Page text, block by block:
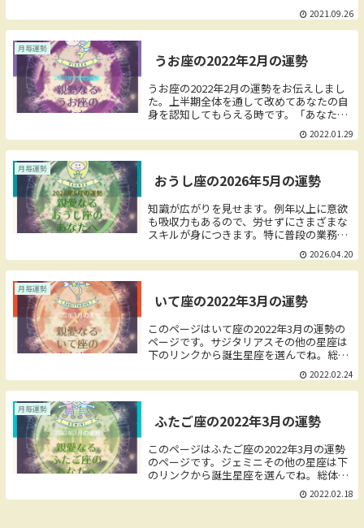
滞在しています。あなた自身は成果の実感
のないようですが、わかる人はあなたの存
在に注目しています。
2021.09.26
月毎運勢
うお座の2022年2月の運勢
うお座の2022年2月の運勢をお伝えしまし
た。上半期全体を通して改めてあなたの自
身を認知してもらえる時です。「あなたと
言えば？」と言う問いにパッと一言で答え
てもらえるような何かを打ち立てられる時
期です。そんな中で2月前半は秘密の部屋
で考えていたことをどの順番で表に出すか
そろそろ準備をしても良い時期です。以前
はできなかったと感じることでも協力者が
現れて実現できそうな予感があります。希
望を現実に変える勇気を持って選んでみま
しょう。
2022.01.29
月毎運勢
おうし座の2026年5月の運勢
知識が広がりを見せます。例年以上に意欲
も吸収力もあるので、労せずにさまざまな
スキルが身につきます。特に普段の業務の
中で、「これができたら便利だな」という
ことがあるなら、セミナーや講演会に積極
的に参加すると良いでしょう。それに関す
う。成果も評価も一気に上がります。新し
いクライアントやビジネスパートナーとも
縁があり、人脈が広がる時期です。多分野
で活躍のチャンスがあるので、一つの仕事
や業界に縛られない方がいいでしょう。畑
違いのジャンルでも排除しないことです。
そんな中で5月前半は自分の部屋に太陽が
滞在しています。
2026.04.20
月毎運勢
いて座の2022年3月の運勢
このページはいて座の2022年3月の運勢の
ページです。サジタリアスその他の星座は
下のリンクから誕生星座を選んでね。総体
運上半期全体を通して外の世界を広げるよ
り、内側を強化することが幸運のテーマで
す。いて座は自由に外の世界へ出たい星座
2022.02.24
月毎運勢
ふたご座の2022年3月の運勢
このページはふたご座の2022年3月の運勢
のページです。ジェミニその他の星座は下
のリンクから誕生星座を選んでね。総体運
上半期全体を通して「仕事」が一番発展す
る時期です。運がいいというよりは、目標
2022.02.18